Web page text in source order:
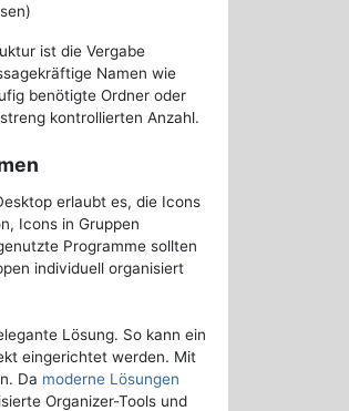
ist die Vergabe
Namen wie
benötigte Ordner oder
kontrollierten Anzahl.
erlaubt es, die Icons
Icons in Gruppen
Programme sollten
individuell organisiert
Lösung. So kann ein
eingerichtet werden. Mit
Da moderne Lösungen
Organizer-Tools und